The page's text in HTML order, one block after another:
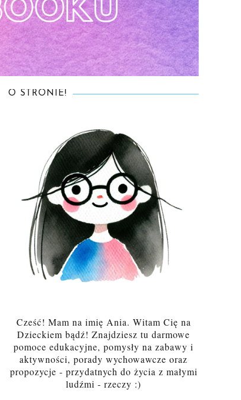
O STRONIE!
Cześć! Mam na imię Ania. Witam Cię na
Dzieckiem bądź! Znajdziesz tu darmowe
pomoce edukacyjne, pomysły na zabawy i
aktywności, porady wychowawcze oraz
propozycje - przydatnych do życia z małymi
ludźmi - rzeczy :)